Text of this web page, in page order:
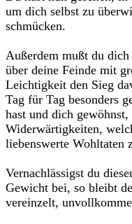
um dich selbst zu
schmücken.
Außerdem mußt du dich
über deine Feinde mit
Leichtigkeit den Sieg
Tag für Tag besonders
hast und dich
Widerwärtigkeiten,
liebenswerte Wohltaten
Vernachlässigst du
Gewicht bei, so bleibt
vereinzelt,